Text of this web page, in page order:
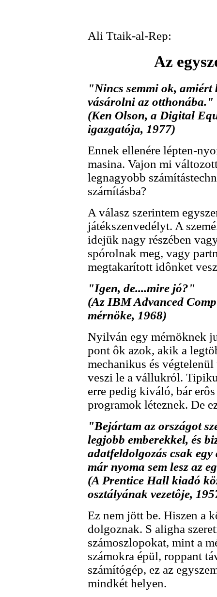
Ali Ttaik-al-Rep:
Az
"Nincs semmi ok,
vásárolni az otthonába."
(Ken Olson, a Digital
igazgatója, 1977)
Ennek ellenére lépten-
masina. Vajon mi
legnagyobb
számításba?
A válasz szerintem
játékszenvedélyt. A
idejük nagy részében
spórolnak meg, vagy
megtakarított idônket
"Igen, de....mire jó?"
(Az IBM Advanced
mérnöke, 1968)
Nyilván egy mérnöknek
pont ôk azok, akik a
mechanikus és
veszi le a vállukról.
erre pedig kiváló, bár
programok léteznek. De
"Bejártam az országot
legjobb emberekkel, és
adatfeldolgozás csak
már nyoma sem lesz az
(A Prentice Hall kiadó
osztályának vezetôje,
Ez nem jött be. Hiszen a
dolgoznak. S aligha
számoszlopokat, mint a
számokra épül, roppant
számítógép, ez az
mindkét helyen.